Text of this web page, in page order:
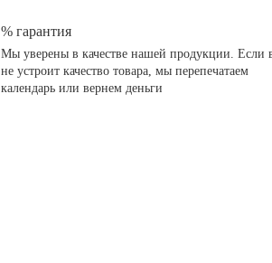
% гарантия
Мы уверены в качестве нашей продукции. Если
не устроит качество товара, мы перепечатаем
календарь или вернем деньги